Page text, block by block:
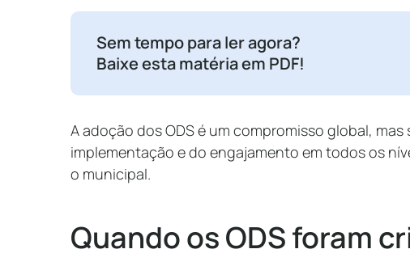
Sem tempo para ler agora?
Baixe esta matéria em PDF!
A adoção dos ODS é um compromisso global,
implementação e do engajamento em todos os
o municipal.
Quando os ODS foram